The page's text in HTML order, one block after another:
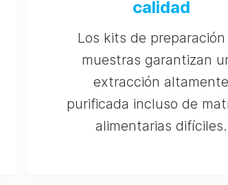
calidad
Los kits de preparación
muestras garantizan
extracción altamente
purificada incluso de
alimentarias difíciles.